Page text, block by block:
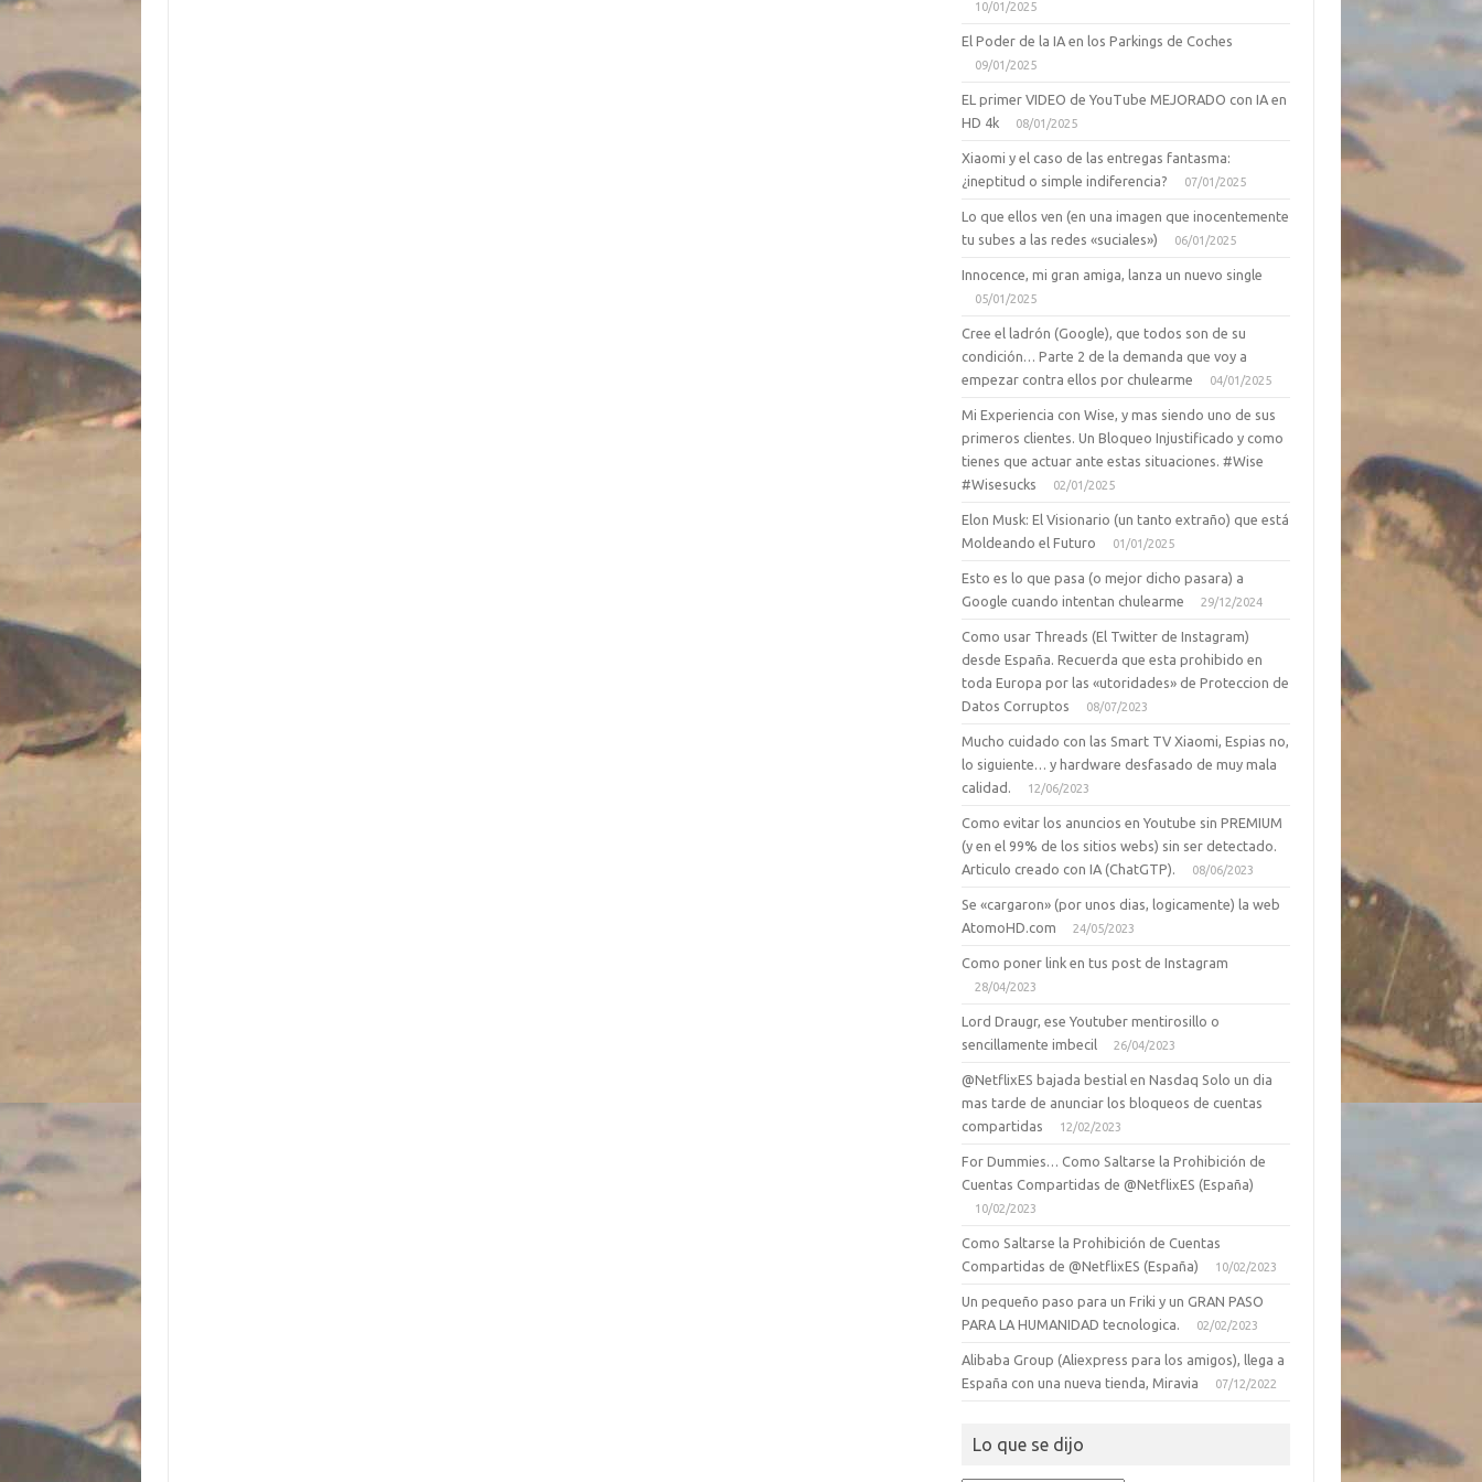
10/01/2025
El Poder de la IA en los Parkings de Coches
09/01/2025
EL primer VIDEO de YouTube MEJORADO con IA en
HD 4k
08/01/2025
Xiaomi y el caso de las entregas fantasma:
¿ineptitud o simple indiferencia?
07/01/2025
Lo que ellos ven (en una imagen que inocentemente
tu subes a las redes «suciales»)
06/01/2025
Innocence, mi gran amiga, lanza un nuevo single
05/01/2025
Cree el ladrón (Google), que todos son de su
condición… Parte 2 de la demanda que voy a
empezar contra ellos por chulearme
04/01/2025
Mi Experiencia con Wise, y mas siendo uno de sus
primeros clientes. Un Bloqueo Injustificado y como
tienes que actuar ante estas situaciones. #Wise
#Wisesucks
02/01/2025
Elon Musk: El Visionario (un tanto extraño) que está
Moldeando el Futuro
01/01/2025
Esto es lo que pasa (o mejor dicho pasara) a
Google cuando intentan chulearme
29/12/2024
Como usar Threads (El Twitter de Instagram)
desde España. Recuerda que esta prohibido en
toda Europa por las «utoridades» de Proteccion de
Datos Corruptos
08/07/2023
Mucho cuidado con las Smart TV Xiaomi, Espias no,
lo siguiente… y hardware desfasado de muy mala
calidad.
12/06/2023
Como evitar los anuncios en Youtube sin PREMIUM
(y en el 99% de los sitios webs) sin ser detectado.
Articulo creado con IA (ChatGTP).
08/06/2023
Se «cargaron» (por unos dias, logicamente) la web
AtomoHD.com
24/05/2023
Como poner link en tus post de Instagram
28/04/2023
Lord Draugr, ese Youtuber mentirosillo o
sencillamente imbecil
26/04/2023
@NetflixES bajada bestial en Nasdaq Solo un dia
mas tarde de anunciar los bloqueos de cuentas
compartidas
12/02/2023
For Dummies… Como Saltarse la Prohibición de
Cuentas Compartidas de @NetflixES (España)
10/02/2023
Como Saltarse la Prohibición de Cuentas
Compartidas de @NetflixES (España)
10/02/2023
Un pequeño paso para un Friki y un GRAN PASO
PARA LA HUMANIDAD tecnologica.
02/02/2023
Alibaba Group (Aliexpress para los amigos), llega a
España con una nueva tienda, Miravia
07/12/2022
Lo que se dijo